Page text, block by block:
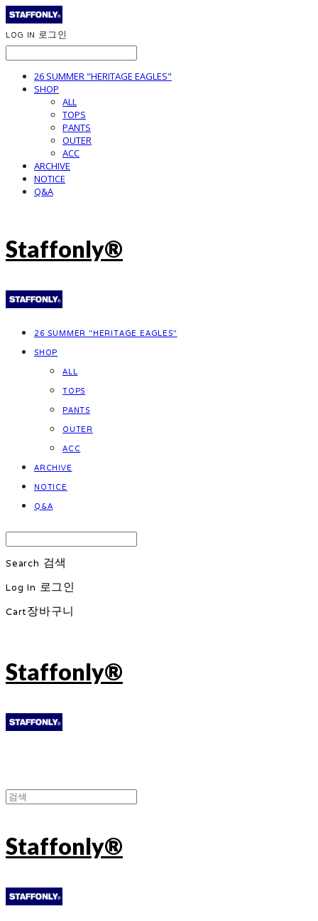
LOG IN 로그인
26 SUMMER "HERITAGE EAGLES"
SHOP
ALL
TOPS
PANTS
OUTER
ACC
ARCHIVE
NOTICE
Q&A
Staffonly®
26 SUMMER "HERITAGE EAGLES"
SHOP
ALL
TOPS
PANTS
OUTER
ACC
ARCHIVE
NOTICE
Q&A
Search 검색
Log In 로그인
Cart장바구니
Staffonly®
Staffonly®